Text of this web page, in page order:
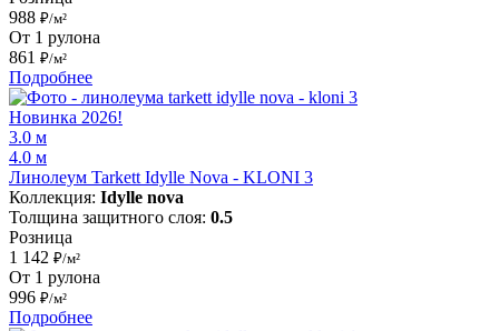
988 ₽/м²
От 1 рулона
861 ₽/м²
Подробнее
Новинка 2026!
3.0 м
4.0 м
Линолеум Tarkett Idylle Nova - KLONI 3
Коллекция: Idylle nova
Толщина защитного слоя: 0.5
Розница
1 142 ₽/м²
От 1 рулона
996 ₽/м²
Подробнее